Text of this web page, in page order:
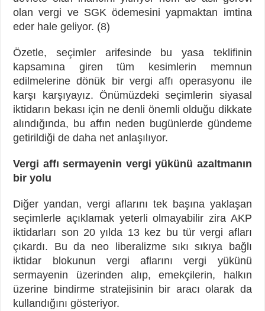
olan vergi ve SGK ödemesini yapmaktan imtina
eder hale geliyor. (8)
Özetle, seçimler arifesinde bu yasa teklifinin
kapsamına giren tüm kesimlerin memnun
edilmelerine dönük bir vergi affı operasyonu ile
karşı karşıyayız. Önümüzdeki seçimlerin siyasal
iktidarın bekası için ne denli önemli olduğu dikkate
alındığında, bu affın neden bugünlerde gündeme
getirildiği de daha net anlaşılıyor.
Vergi affı sermayenin vergi yükünü azaltmanın
bir yolu
Diğer yandan, vergi aflarını tek başına yaklaşan
seçimlerle açıklamak yeterli olmayabilir zira AKP
iktidarları son 20 yılda 13 kez bu tür vergi afları
çıkardı. Bu da neo liberalizme sıkı sıkıya bağlı
iktidar blokunun vergi aflarını vergi yükünü
sermayenin üzerinden alıp, emekçilerin, halkın
üzerine bindirme stratejisinin bir aracı olarak da
kullandığını gösteriyor.